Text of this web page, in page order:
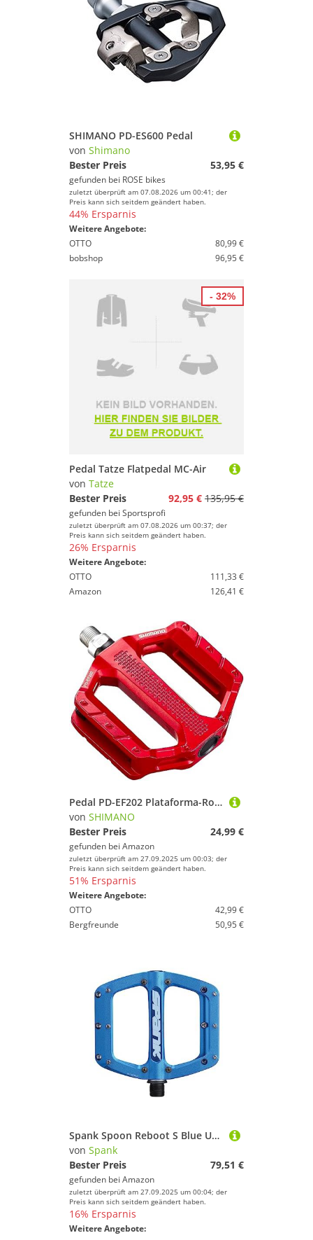
SHIMANO PD-ES600 Pedal
von Shimano
Bester Preis
53,95 €
gefunden bei ROSE bikes
zuletzt überprüft am 07.08.2026 um 00:41; der
Preis kann sich seitdem geändert haben.
44% Ersparnis
Weitere Angebote:
OTTO
80,99 €
bobshop
96,95 €
Pedal Tatze Flatpedal MC-Air
von Tatze
Bester Preis
92,95 € 135,95 €
gefunden bei Sportsprofi
zuletzt überprüft am 07.08.2026 um 00:37; der
Preis kann sich seitdem geändert haben.
26% Ersparnis
Weitere Angebote:
OTTO
111,33 €
Amazon
126,41 €
- 32%
Pedal PD-EF202 Plataforma-Rojo
von SHIMANO
Bester Preis
24,99 €
gefunden bei Amazon
zuletzt überprüft am 27.09.2025 um 00:03; der
Preis kann sich seitdem geändert haben.
51% Ersparnis
Weitere Angebote:
OTTO
42,99 €
Bergfreunde
50,95 €
Spank Spoon Reboot S Blue Unisex – Erwachsene Fahrradpedale, 90 x 105 mm
von Spank
Bester Preis
79,51 €
gefunden bei Amazon
zuletzt überprüft am 27.09.2025 um 00:04; der
Preis kann sich seitdem geändert haben.
16% Ersparnis
Weitere Angebote: